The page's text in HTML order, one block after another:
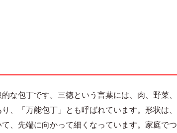
な包丁です。三徳という言葉には、肉、野菜、
、「万能包丁」とも呼ばれています。形状は、
、先端に向かって細くなっています。家庭でつ